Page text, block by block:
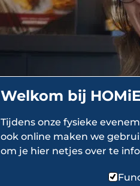
Welkom bij
Tijdens onze fysieke
ook online maken we
om je hier netjes over te